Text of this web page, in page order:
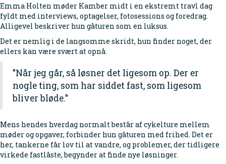
Emma Holten møder Kamber midt i en ekstremt travl dag
fyldt med interviews, optagelser, fotosessions og foredrag.
Alligevel beskriver hun gåturen som en luksus.
Det er nemlig i de langsomme skridt, hun finder noget, der
ellers kan være svært at opnå.
"Når jeg går, så løsner det ligesom op. Der er
nogle ting, som har siddet fast, som ligesom
bliver bløde."
Mens hendes hverdag normalt består af cykelture mellem
møder og opgaver, forbinder hun gåturen med frihed. Det er
her, tankerne får lov til at vandre, og problemer, der tidligere
virkede fastlåste, begynder at finde nye løsninger.